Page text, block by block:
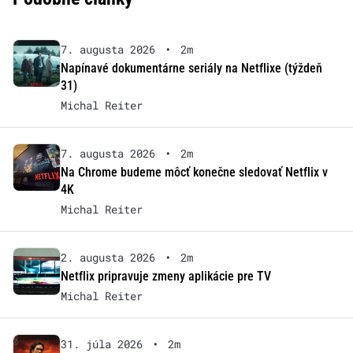
7. augusta 2026 •
2m
Napínavé dokumentárne seriály na Netflixe (týždeň
31)
Michal Reiter
7. augusta 2026 •
2m
Na Chrome budeme môcť konečne sledovať Netflix v
4K
Michal Reiter
2. augusta 2026 •
2m
Netflix pripravuje zmeny aplikácie pre TV
Michal Reiter
31. júla 2026 •
2m